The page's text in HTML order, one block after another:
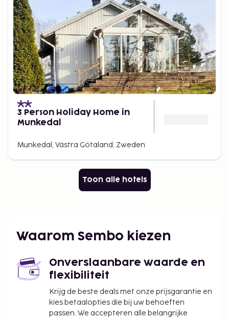
3 Person Holiday Home in
Munkedal
Munkedal, Västra Götaland, Zweden
Toon alle hotels
Waarom Sembo kiezen
Onverslaanbare waarde en
flexibiliteit
Krijg de beste deals met onze prijsgarantie en
kies betaalopties die bij uw behoeften
passen. We accepteren alle belangrijke